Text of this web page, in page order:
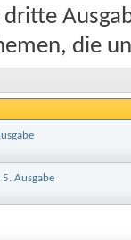
die
5. Ausgabe